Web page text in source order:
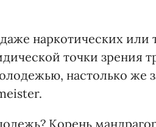
наркотических или
точки зрения
настолько же
Корень